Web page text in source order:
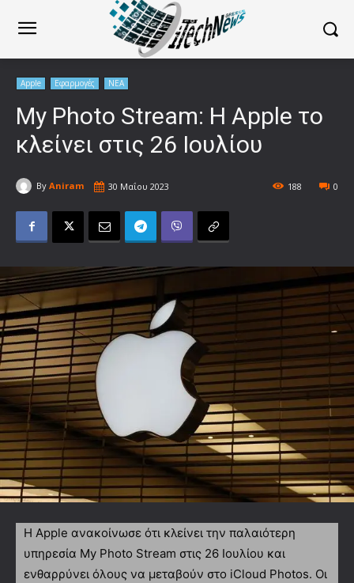
Apple Εφαρμογές ΝΕΑ
My Photo Stream: Η Apple το
κλείνει στις 26 Ιουλίου
By Aniram 30 Μαΐου 2023 0
188
Η Apple ανακοίνωσε ότι κλείνει την παλαιότερη
υπηρεσία My Photo Stream στις 26 Ιουλίου και
ενθαρρύνει όλους να μεταβούν στο iCloud Photos. Οι